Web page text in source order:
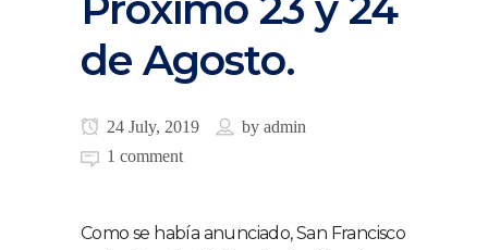
de Agosto.
24 July, 2019 by admin
1 comment
Como se había anunciado, San Francisco